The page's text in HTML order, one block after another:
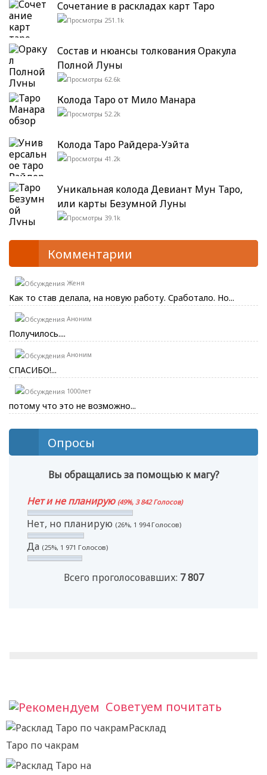
Сочетание в раскладах карт Таро
251.1k
Состав и нюансы толкования Оракула
Полной Луны
62.6k
Колода Таро от Мило Манара
52.2k
Колода Таро Райдера-Уэйта
41.2k
Уникальная колода Девиант Мун Таро,
или карты Безумной Луны
39.1k
Комментарии
Женя
Как то став делала, на новую работу. Сработало. Но...
Аноним
Получилось....
Аноним
СПАСИБО!...
1000лет
потому что это не возможно...
Опросы
Вы обращались за помощью к магу?
Нет и не планирую (49%, 3 842 Голосов)
Нет, но планирую (26%, 1 994 Голосов)
Да (25%, 1 971 Голосов)
Всего проголосовавших: 7 807
Советуем почитать
Расклад
Таро по чакрам